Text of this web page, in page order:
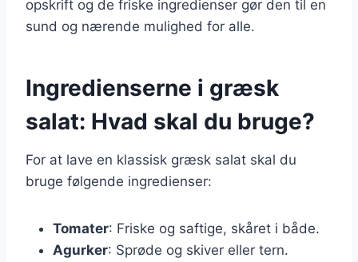
opskrift og de friske ingredienser gør den til en
sund og nærende mulighed for alle.
Ingredienserne i græsk
salat: Hvad skal du bruge?
For at lave en klassisk græsk salat skal du
bruge følgende ingredienser:
Tomater: Friske og saftige, skåret i både.
Agurker: Sprøde og skiver eller tern.